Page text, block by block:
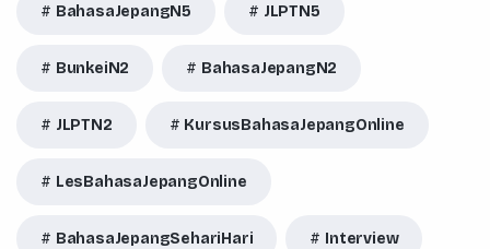
BahasaJepangN5 JLPTN5
BunkeiN2 BahasaJepangN2
JLPTN2 KursusBahasaJepangOnline
LesBahasaJepangOnline
BahasaJepangSehariHari Interview